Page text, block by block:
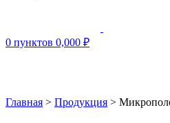
0 пунктов 0,000 ₽
Главная > Продукция >